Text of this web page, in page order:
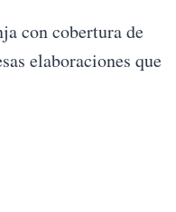
con cobertura de
elaboraciones que